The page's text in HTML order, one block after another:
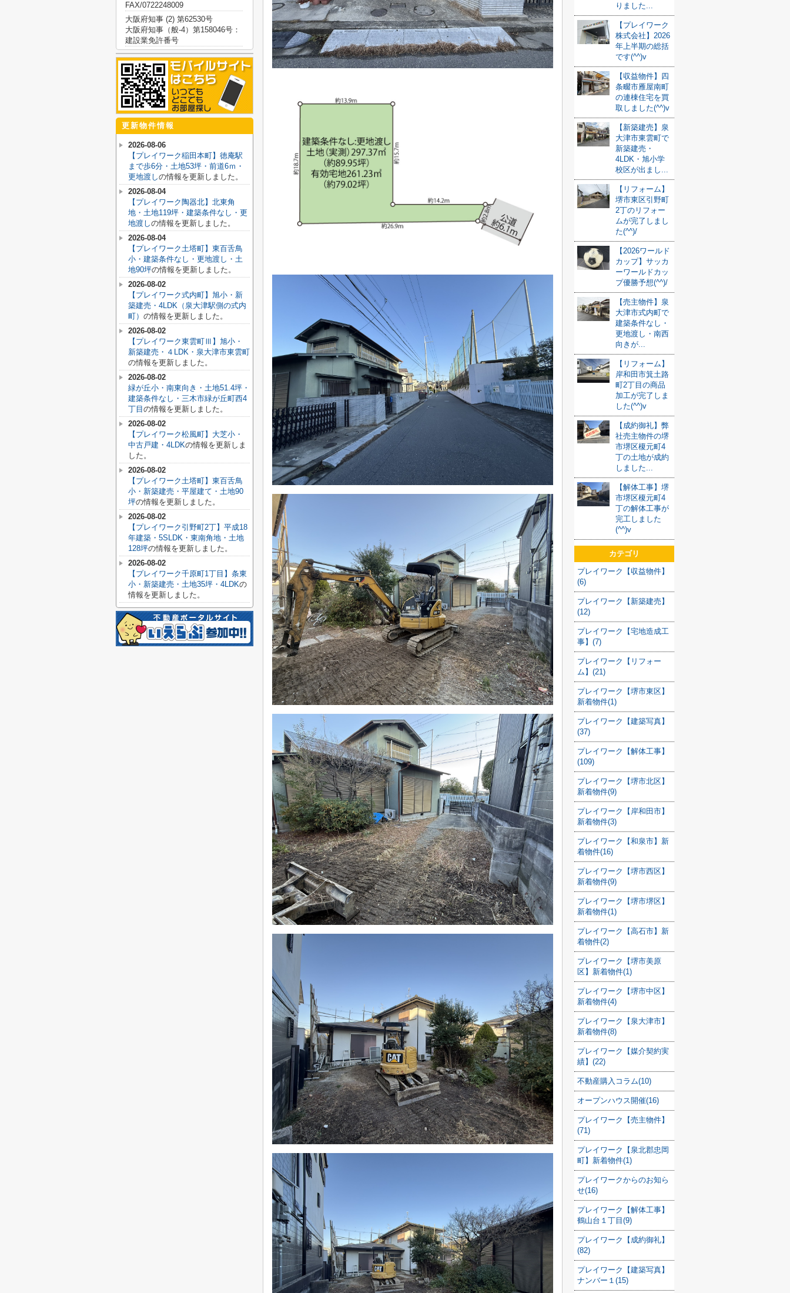
りました...
【プレイワーク
株式会社】2026
年上半期の総括
です(^^)v
【収益物件】四
条畷市雁屋南町
の連棟住宅を買
取しました(^^)v
【新築建売】泉
大津市東雲町で
新築建売・
4LDK・旭小学
校区が出まし...
【リフォーム】
堺市東区引野町
2丁のリフォー
ムが完了しまし
た(^^)/
【2026ワールド
カップ】サッカ
ーワールドカッ
プ優勝予想(^^)/
【売主物件】泉
大津市式内町で
建築条件なし・
更地渡し・南西
向きが...
【リフォーム】
岸和田市箕土路
町2丁目の商品
加工が完了しま
した(^^)v
【成約御礼】弊
社売主物件の堺
市堺区榎元町4
丁の土地が成約
しました...
【解体工事】堺
市堺区榎元町4
丁の解体工事が
完工しました
(^^)v
カテゴリ
プレイワーク【収益物件】
(6)
プレイワーク【新築建売】
(12)
プレイワーク【宅地造成工
事】(7)
プレイワーク【リフォー
ム】(21)
プレイワーク【堺市東区】
新着物件(1)
プレイワーク【建築写真】
(37)
プレイワーク【解体工事】
(109)
プレイワーク【堺市北区】
新着物件(9)
プレイワーク【岸和田市】
新着物件(3)
プレイワーク【和泉市】新
着物件(16)
プレイワーク【堺市西区】
新着物件(9)
プレイワーク【堺市堺区】
新着物件(1)
プレイワーク【高石市】新
着物件(2)
プレイワーク【堺市美原
区】新着物件(1)
プレイワーク【堺市中区】
新着物件(4)
プレイワーク【泉大津市】
新着物件(8)
プレイワーク【媒介契約実
績】(22)
不動産購入コラム(10)
オープンハウス開催(16)
プレイワーク【売主物件】
(71)
プレイワーク【泉北郡忠岡
町】新着物件(1)
プレイワークからのお知ら
せ(16)
プレイワーク【解体工事】
鶴山台１丁目(9)
プレイワーク【成約御礼】
(82)
プレイワーク【建築写真】
ナンバー１(15)
FAX/0722248009
大阪府知事 (2) 第62530号
大阪府知事（般-4）第158046号：
建設業免許番号
更新物件情報
2026-08-06
【プレイワーク稲田本町】徳庵駅
まで歩6分・土地53坪・前道6ｍ・
更地渡しの情報を更新しました。
2026-08-04
【プレイワーク陶器北】北東角
地・土地119坪・建築条件なし・更
地渡しの情報を更新しました。
2026-08-04
【プレイワーク土塔町】東百舌鳥
小・建築条件なし・更地渡し・土
地90坪の情報を更新しました。
2026-08-02
【プレイワーク式内町】旭小・新
築建売・4LDK（泉大津駅側の式内
町） の情報を更新しました。
2026-08-02
【プレイワーク東雲町Ⅲ】旭小・
新築建売・４LDK・泉大津市東雲町
の情報を更新しました。
2026-08-02
緑が丘小・南東向き・土地51.4坪・
建築条件なし・三木市緑が丘町西4
丁目 の情報を更新しました。
2026-08-02
【プレイワーク松風町】大芝小・
中古戸建・4LDKの情報を更新しま
した。
2026-08-02
【プレイワーク土塔町】東百舌鳥
小・新築建売・平屋建て・土地90
坪の情報を更新しました。
2026-08-02
【プレイワーク引野町2丁】平成18
年建築・5SLDK・東南角地・土地
128坪の情報を更新しました。
2026-08-02
【プレイワーク千原町1丁目】条東
小・新築建売・土地35坪・4LDKの
情報を更新しました。